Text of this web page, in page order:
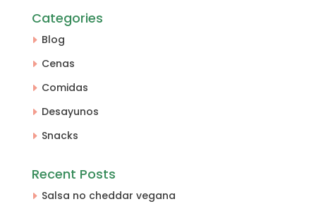
Categories
Blog
Cenas
Comidas
Desayunos
Snacks
Recent Posts
Salsa no cheddar vegana